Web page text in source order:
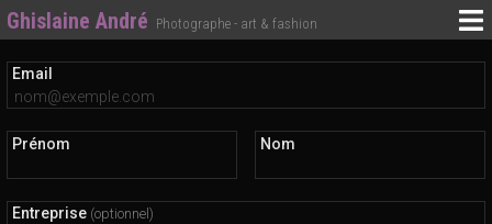
Ghislaine André Photographe - art & fashion
Email
Prénom Nom
Entreprise (optionnel)